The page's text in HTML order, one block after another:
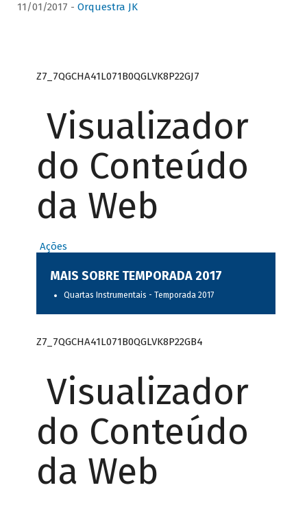
11/01/2017 - Orquestra JK
Z7_7QGCHA41L071B0QGLVK8P22GJ7
Visualizador
do Conteúdo
da Web
Ações
MAIS SOBRE TEMPORADA 2017
Quartas Instrumentais - Temporada 2017
Z7_7QGCHA41L071B0QGLVK8P22GB4
Visualizador
do Conteúdo
da Web